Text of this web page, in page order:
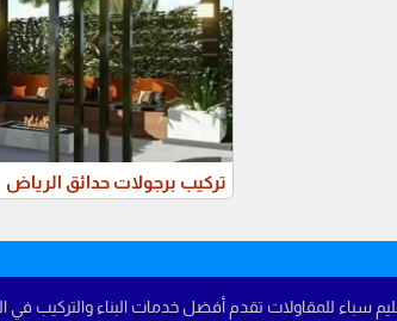
تركيب برجولات حدائق الرياض
سباء للمقاولات تقدم أفضل خدمات البناء والتركيب في